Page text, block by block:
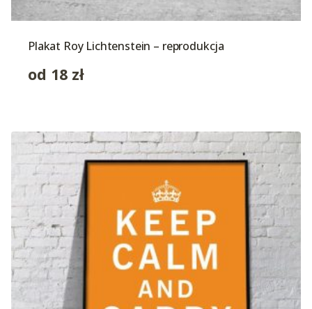
Plakat Roy Lichtenstein – reprodukcja
od 18 zł